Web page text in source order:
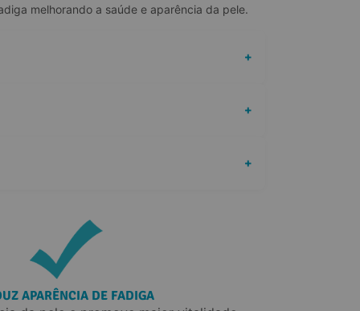
melhorando a saúde e aparência da pele.
+
+
+
APARÊNCIA DE FADIGA